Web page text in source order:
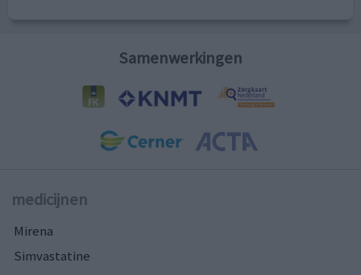
Samenwerkingen
medicijnen
Mirena
Simvastatine